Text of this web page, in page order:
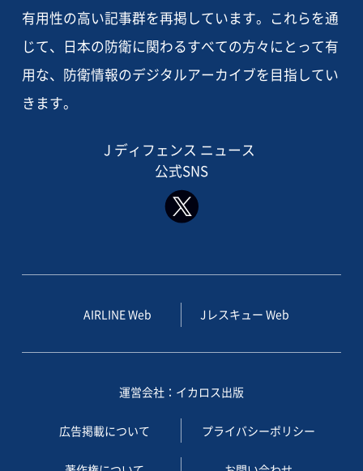
有用性の高い記事群を再掲しています。これらを通
じて、日本の防衛に関わるすべての方々にとって有
用な、防衛情報のデジタルアーカイブを目指してい
きます。
J ディフェンス ニュース
公式SNS
AIRLINE Web Jレスキュー Web
運営会社：イカロス出版
広告掲載について プライバシーポリシー